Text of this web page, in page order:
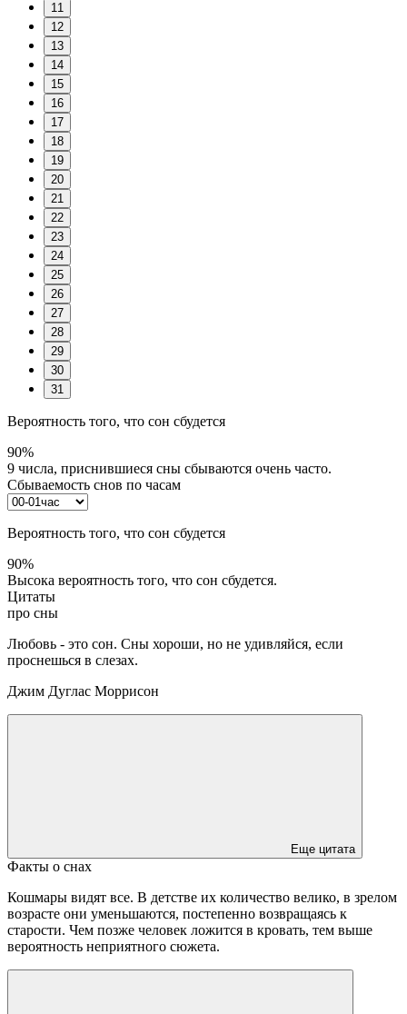
11
12
13
14
15
16
17
18
19
20
21
22
23
24
25
26
27
28
29
30
31
Вероятность того, что сон сбудется
90%
9 числа, приснившиеся сны сбываются очень часто.
Сбываемость снов по часам
Вероятность того, что сон сбудется
90%
Высока вероятность того, что сон сбудется.
Цитаты
про сны
Любовь - это сон. Сны хороши, но не удивляйся, если
проснешься в слезах.
Джим Дуглас Моррисон
Еще цитата
Факты о снах
Кошмары видят все. В детстве их количество велико, в зрелом
возрасте они уменьшаются, постепенно возвращаясь к
старости. Чем позже человек ложится в кровать, тем выше
вероятность неприятного сюжета.